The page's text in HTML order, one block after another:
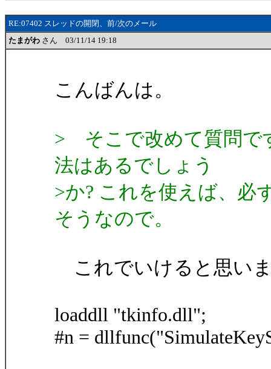
RE:07402 スレッドの開閉、前/次のメール
たまがわ さん 03/11/14 19:18
こんばんは。
> そこで改めて質問で
法はあるでしょう
>か? これを使えば、必
そうなので。
これでいけると思い
loaddll "tkinfo.dll";
#n =